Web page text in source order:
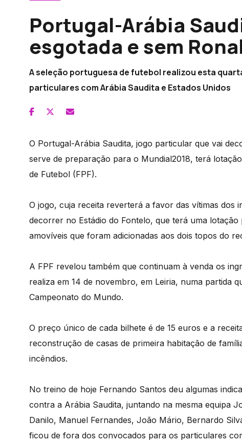
Portugal-Arábia
esgotada e sem
A seleção portuguesa de futebol realizou esta
particulares com Arábia Saudita e Estados Unidos
O Portugal-Arábia Saudita, jogo particular que vai
serve de preparação para o Mundial2018, terá
de Futebol (FPF).
O jogo, cuja receita reverterá a favor das vítimas dos
decorrer no Estádio do Fontelo, que terá uma
amovíveis que foram adicionadas aos dois topos do
A FPF revelou também que continuam à venda os
realiza em 14 de novembro, em Leiria, numa partida
Campeonato do Mundo.
O preço único de cada bilhete é de 15 euros e a
reconstrução de casas de primeira habitação de
incêndios.
No treino de hoje Fernando Santos deu algumas
contra a Arábia Saudita, juntando na mesma equipa
Danilo, Manuel Fernandes, João Mário, Bernardo
ficou de fora dos convocados para os particulares